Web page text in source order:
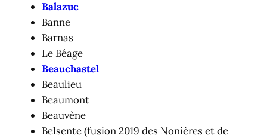
Balazuc
Banne
Barnas
Le Béage
Beauchastel
Beaulieu
Beaumont
Beauvène
Belsente (fusion 2019 des Nonières et de